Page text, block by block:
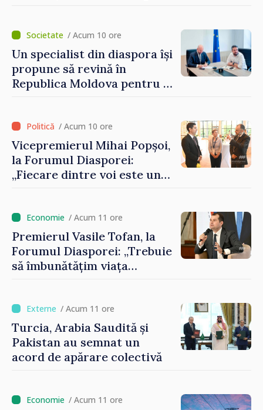
/ Acum 10 ore
Un specialist din diaspora își
propune să revină în
Republica Moldova pentru a
/ Acum 10 ore
Vicepremierul Mihai Popșoi,
la Forumul Diasporei:
„Fiecare dintre voi este un
imaginii Republicii Moldova”
/ Acum 11 ore
Premierul Vasile Tofan, la
Forumul Diasporei: „Trebuie
să îmbunătățim viața
/ Acum 11 ore
Turcia, Arabia Saudită și
Pakistan au semnat un
acord de apărare colectivă
/ Acum 11 ore